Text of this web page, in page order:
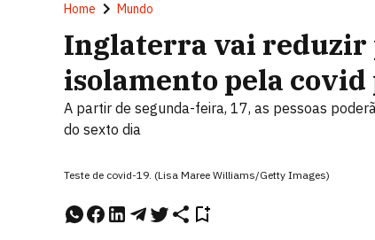
Home Mundo
Inglaterra vai reduzir
isolamento pela covid
A partir de segunda-feira, 17, as pessoas
do sexto dia
Teste de covid-19. (Lisa Maree Williams/Getty Images)